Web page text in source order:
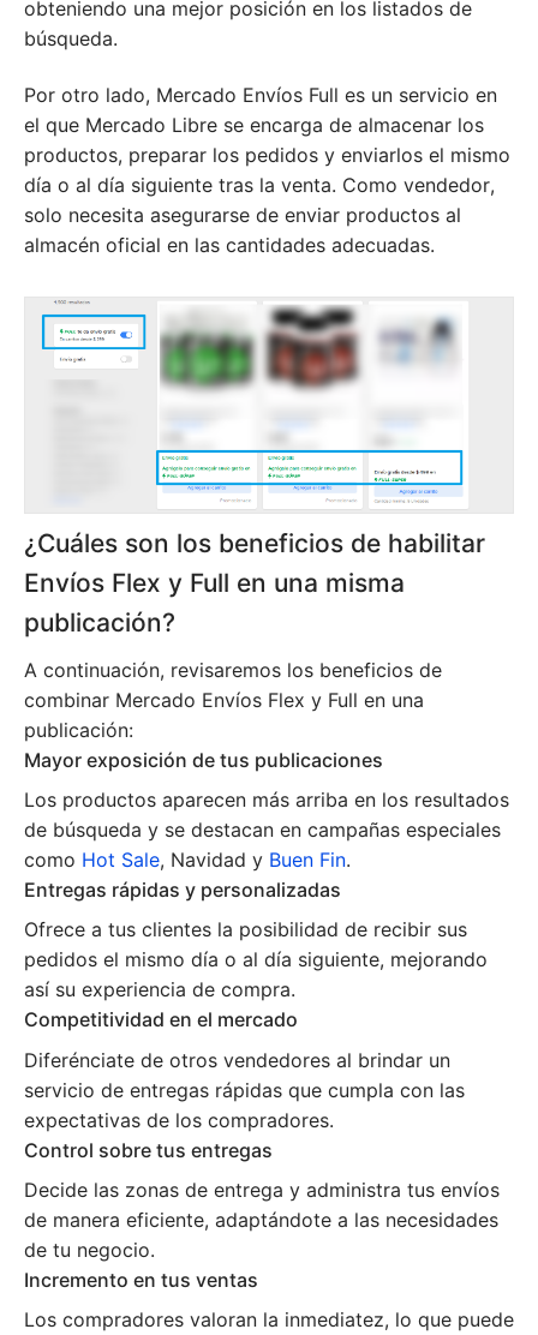
obteniendo una mejor posición en los listados de
búsqueda.
Por otro lado, Mercado Envíos Full es un servicio en
el que Mercado Libre se encarga de almacenar los
productos, preparar los pedidos y enviarlos el mismo
día o al día siguiente tras la venta. Como vendedor,
solo necesita asegurarse de enviar productos al
almacén oficial en las cantidades adecuadas.
¿Cuáles son los beneficios de habilitar
Envíos Flex y Full en una misma
publicación?
A continuación, revisaremos los beneficios de
combinar Mercado Envíos Flex y Full en una
publicación:
Mayor exposición de tus publicaciones
Los productos aparecen más arriba en los resultados
de búsqueda y se destacan en campañas especiales
como Hot Sale, Navidad y Buen Fin.
Entregas rápidas y personalizadas
Ofrece a tus clientes la posibilidad de recibir sus
pedidos el mismo día o al día siguiente, mejorando
así su experiencia de compra.
Competitividad en el mercado
Diferénciate de otros vendedores al brindar un
servicio de entregas rápidas que cumpla con las
expectativas de los compradores.
Control sobre tus entregas
Decide las zonas de entrega y administra tus envíos
de manera eficiente, adaptándote a las necesidades
de tu negocio.
Incremento en tus ventas
Los compradores valoran la inmediatez, lo que puede